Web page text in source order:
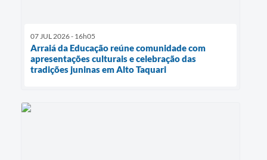
07 JUL 2026 - 16h05
Arraiá da Educação reúne comunidade com
apresentações culturais e celebração das
tradições juninas em Alto Taquari